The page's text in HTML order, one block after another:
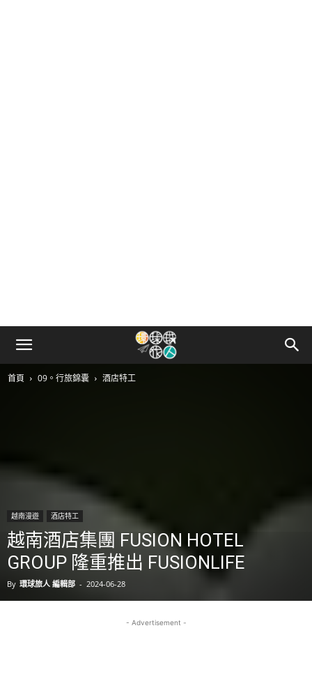
首頁 09。行旅錦囊 酒店特工
越南漫遊 酒店特工
越南酒店集團 FUSION HOTEL
GROUP 隆重推出 FUSIONLIFE
By 環球旅人 編輯部 - 2024-06-28
- Advertisement -